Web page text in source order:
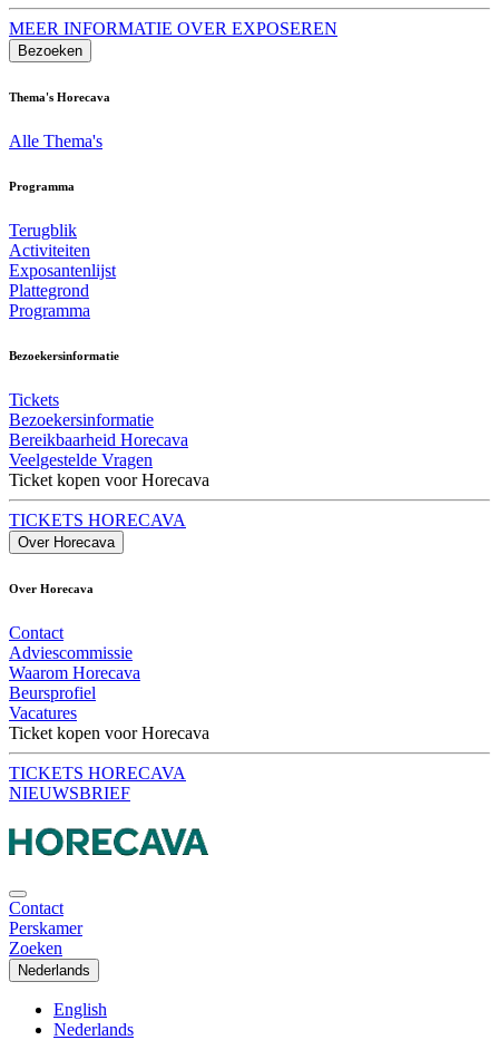
MEER INFORMATIE OVER EXPOSEREN
Bezoeken
Thema's Horecava
Alle Thema's
Programma
Terugblik
Activiteiten
Exposantenlijst
Plattegrond
Programma
Bezoekersinformatie
Tickets
Bezoekersinformatie
Bereikbaarheid Horecava
Veelgestelde Vragen
Ticket kopen voor Horecava
TICKETS HORECAVA
Over Horecava
Over Horecava
Contact
Adviescommissie
Waarom Horecava
Beursprofiel
Vacatures
Ticket kopen voor Horecava
TICKETS HORECAVA
NIEUWSBRIEF
Contact
Perskamer
Zoeken
Nederlands
English
Nederlands